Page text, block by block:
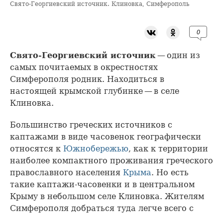
Свято-Георгиевский источник. Клиновка, Симферополь
0
Свято-Георгиевский источник— один из
самых почитаемых в окрестностях
Симферополя родник. Находиться в
настоящей крымской глубинке — в селе
Клиновка.
Большинство греческих источников с
каптажами в виде часовенок географически
относятся к Южнобережью, как к территории
наиболее компактного проживания греческого
православного населения Крыма. Но есть
такие каптажи-часовенки и в центральном
Крыму в небольшом селе Клиновка. Жителям
Симферополя добраться туда легче всего с